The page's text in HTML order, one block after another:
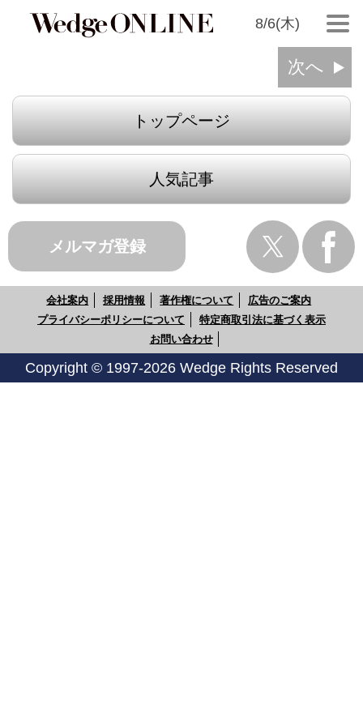
8/6(木)
次へ
トップページ
人気記事
メルマガ登録
会社案内 採用情報 著作権について
広告のご案内
プライバシーポリシーについて
特定商取引法に基づく表示
お問い合わせ
Copyright © 1997-2026 Wedge Rights Reserved